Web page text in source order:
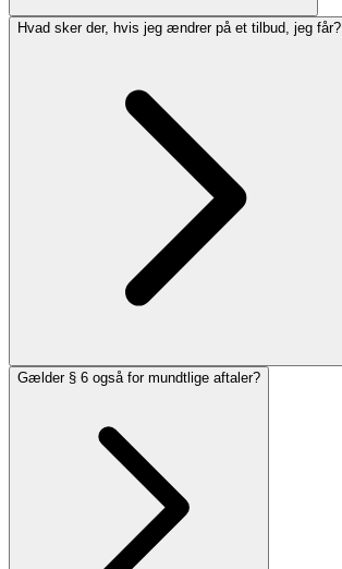
Hvad sker der, hvis jeg ændrer på et tilbud, jeg får?
Gælder § 6 også for mundtlige aftaler?